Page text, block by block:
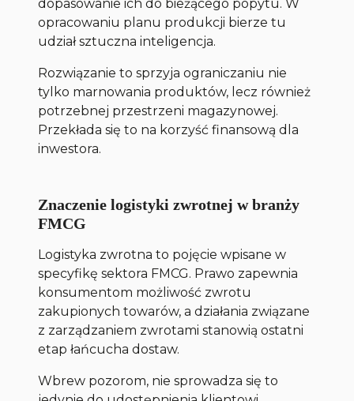
dopasowanie ich do bieżącego popytu. W
opracowaniu planu produkcji bierze tu
udział sztuczna inteligencja.
Rozwiązanie to sprzyja ograniczaniu nie
tylko marnowania produktów, lecz również
potrzebnej przestrzeni magazynowej.
Przekłada się to na korzyść finansową dla
inwestora.
Znaczenie logistyki zwrotnej w branży
FMCG
Logistyka zwrotna to pojęcie wpisane w
specyfikę sektora FMCG. Prawo zapewnia
konsumentom możliwość zwrotu
zakupionych towarów, a działania związane
z zarządzaniem zwrotami stanowią ostatni
etap łańcucha dostaw.
Wbrew pozorom, nie sprowadza się to